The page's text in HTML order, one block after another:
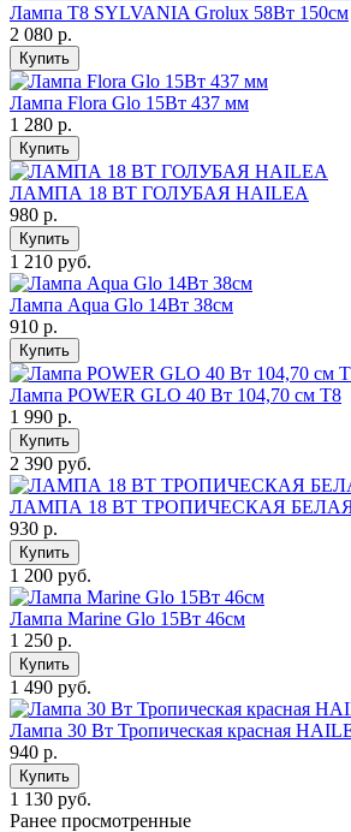
Лампа Т8 SYLVANIA Grolux 58Вт 150см
2 080 р.
Купить
Лампа Flora Glo 15Вт 437 мм
1 280 р.
Купить
ЛАМПА 18 ВТ ГОЛУБАЯ HAILEА
980 р.
Купить
1 210 руб.
Лампа Aqua Glo 14Вт 38см
910 р.
Купить
Лампа POWER GLO 40 Bт 104,70 см Т8
1 990 р.
Купить
2 390 руб.
ЛАМПА 18 ВТ ТРОПИЧЕСКАЯ
930 р.
Купить
1 200 руб.
Лампа Marine Glo 15Вт 46см
1 250 р.
Купить
1 490 руб.
Лампа 30 Вт Тропическая красная
940 р.
Купить
1 130 руб.
Ранее просмотренные